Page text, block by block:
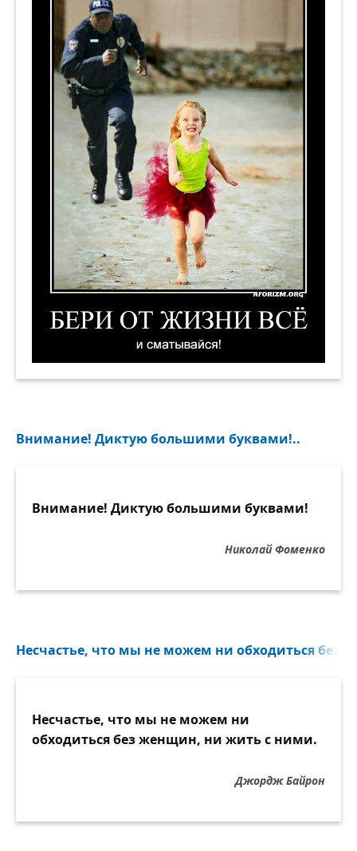
Внимание! Диктую большими буквами!..
Внимание! Диктую большими буквами!
Николай Фоменко
Несчастье, что мы не можем ни обходиться
Несчастье, что мы не можем ни
обходиться без женщин, ни жить с ними.
Джордж Байрон